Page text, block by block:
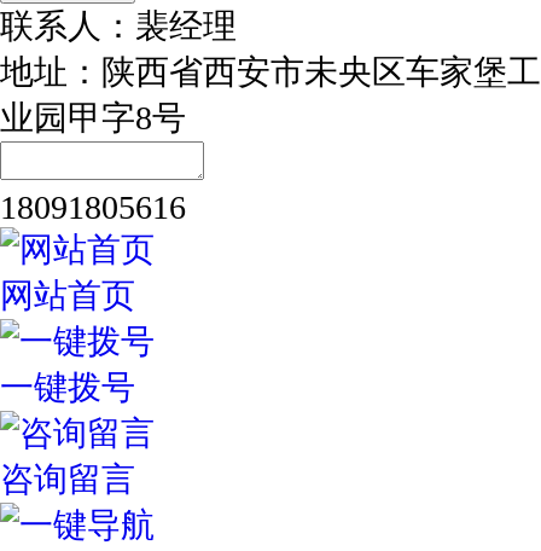
联系人：裴经理
地址：陕西省西安市未央区车家堡工
业园甲字8号
18091805616
网站首页
一键拨号
咨询留言